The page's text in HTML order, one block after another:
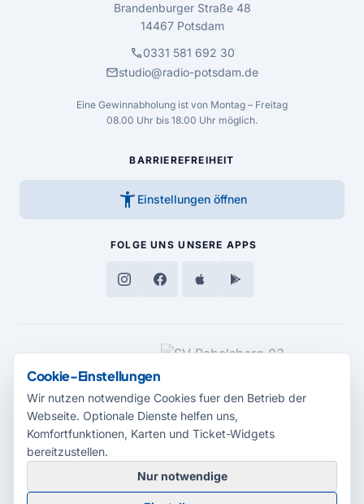
Brandenburger Straße 48
14467 Potsdam
call0331 581 692 30
mailstudio@radio-potsdam.de
Eine Gewinnabholung ist von Montag – Freitag
08.00 Uhr bis 18.00 Uhr möglich.
BARRIEREFREIHEIT
accessibility_new Einstellungen öffnen
FOLGE UNS UNSERE APPS
MEDIENPARTNER
© 2026 Radio Potsdam. Webseite entwickelt durch dieMedienagentur
Cookie-Einstellungen
Wir nutzen notwendige Cookies fuer den Betrieb der
Webseite. Optionale Dienste helfen uns,
Komfortfunktionen, Karten und Ticket-Widgets
bereitzustellen.
Nur notwendige